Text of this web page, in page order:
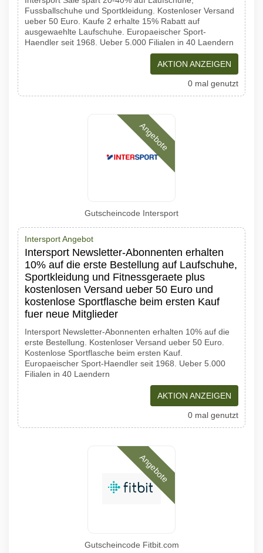
Fussballschuhe und Sportkleidung. Kostenloser Versand
ueber 50 Euro. Kaufe 2 erhalte 15% Rabatt auf
ausgewaehlte Laufschuhe. Europaeischer Sport-
Haendler seit 1968. Ueber 5.000 Filialen in 40 Laendern
AKTION ANZEIGEN
0 mal genutzt
Angebote
Gutscheincode Intersport
Intersport Angebot
Intersport Newsletter-Abonnenten erhalten
10% auf die erste Bestellung auf Laufschuhe,
Sportkleidung und Fitnessgeraete plus
kostenlosen Versand ueber 50 Euro und
kostenlose Sportflasche beim ersten Kauf
fuer neue Mitglieder
Intersport Newsletter-Abonnenten erhalten 10% auf die
erste Bestellung. Kostenloser Versand ueber 50 Euro.
Kostenlose Sportflasche beim ersten Kauf.
Europaeischer Sport-Haendler seit 1968. Ueber 5.000
Filialen in 40 Laendern
AKTION ANZEIGEN
0 mal genutzt
Angebote
Gutscheincode Fitbit.com